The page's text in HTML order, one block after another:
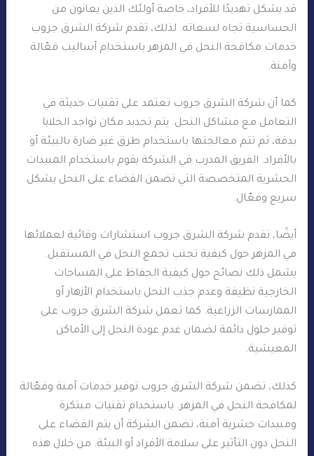
قد يشكل تهديدًا للأفراد، خاصة أولئك الذين يعانون من
الحساسية تجاه لسعاته. لذلك، تقدم شركة الشرق جروب
خدمات مكافحة النحل في المزهر باستخدام أساليب فعّالة
وآمنة.
كما أن شركة الشرق جروب تعتمد على تقنيات حديثة في
التعامل مع مشاكل النحل. يتم تحديد مكان تواجد الخلايا
بدقة، ثم تتم معالجتها باستخدام طرق غير ضارة بالبيئة أو
بالأفراد. الفريق المدرب في الشركة يقوم باستخدام المبيدات
الحشرية المتخصصة التي تضمن القضاء على النحل بشكل
سريع وفعّال.
أيضًا، تقدم شركة الشرق جروب استشارات وقائية لعملائها
في المزهر حول كيفية تجنب تجمع النحل في المستقبل.
يشمل ذلك نصائح حول كيفية الحفاظ على المساحات
الخارجية نظيفة وعدم جذب النحل باستخدام الأزهار أو
الممارسات الزراعية. كما تعمل شركة الشرق جروب على
توفير حلول دائمة لضمان عدم عودة النحل إلى الأماكن
المعيشية.
كذلك، تضمن شركة الشرق جروب توفير خدمات آمنة وفعّالة
لمكافحة النحل في المزهر. باستخدام تقنيات مبتكرة
ومبيدات حشرية آمنة، تضمن الشركة أن يتم القضاء على
النحل دون التأثير على سلامة الأفراد أو البيئة. من خلال هذه